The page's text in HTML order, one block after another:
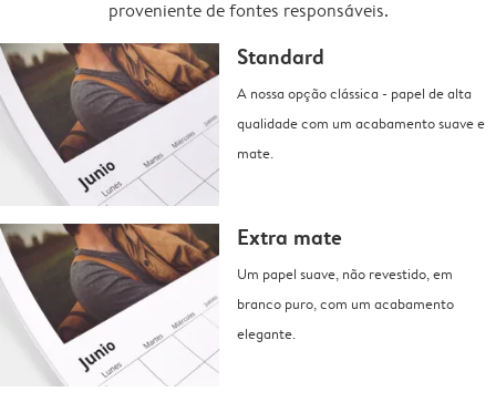
proveniente de fontes responsáveis.
Standard
A nossa opção clássica - papel de alta
qualidade com um acabamento suave e
mate.
Extra mate
Um papel suave, não revestido, em
branco puro, com um acabamento
elegante.